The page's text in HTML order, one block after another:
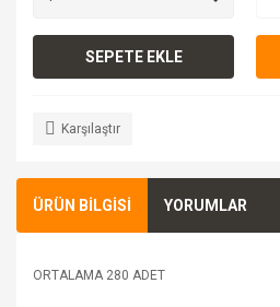
SEPETE EKLE
Karşılaştır
ÜRÜN BİLGİSİ YORUMLAR
ORTALAMA 280 ADET